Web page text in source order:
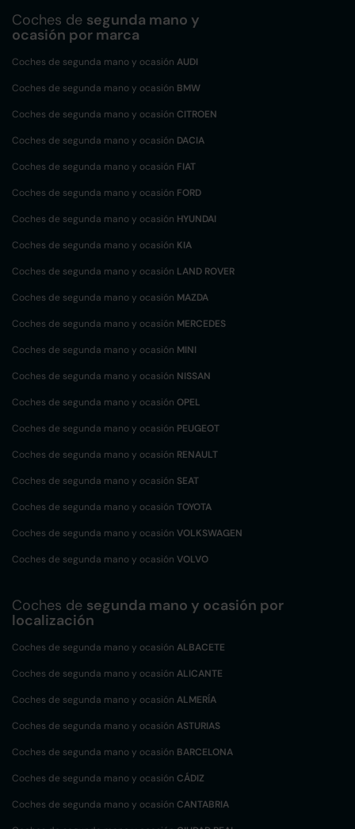
Coches de segunda mano y
ocasión por marca
Coches de segunda mano y ocasión AUDI
Coches de segunda mano y ocasión BMW
Coches de segunda mano y ocasión CITROEN
Coches de segunda mano y ocasión DACIA
Coches de segunda mano y ocasión FIAT
Coches de segunda mano y ocasión FORD
Coches de segunda mano y ocasión HYUNDAI
Coches de segunda mano y ocasión KIA
Coches de segunda mano y ocasión LAND ROVER
Coches de segunda mano y ocasión MAZDA
Coches de segunda mano y ocasión MERCEDES
Coches de segunda mano y ocasión MINI
Coches de segunda mano y ocasión NISSAN
Coches de segunda mano y ocasión OPEL
Coches de segunda mano y ocasión PEUGEOT
Coches de segunda mano y ocasión RENAULT
Coches de segunda mano y ocasión SEAT
Coches de segunda mano y ocasión TOYOTA
Coches de segunda mano y ocasión VOLKSWAGEN
Coches de segunda mano y ocasión VOLVO
Coches de segunda mano y ocasión por
localización
Coches de segunda mano y ocasión ALBACETE
Coches de segunda mano y ocasión ALICANTE
Coches de segunda mano y ocasión ALMERÍA
Coches de segunda mano y ocasión ASTURIAS
Coches de segunda mano y ocasión BARCELONA
Coches de segunda mano y ocasión CÁDIZ
Coches de segunda mano y ocasión CANTABRIA